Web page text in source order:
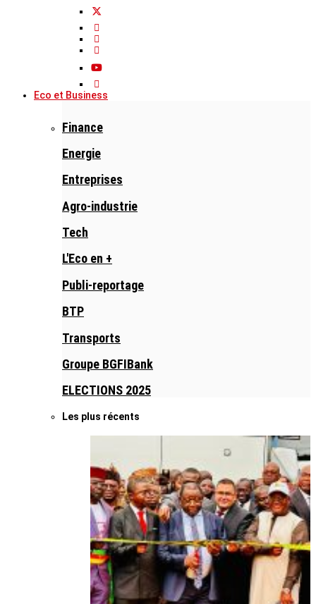
Eco et Business
Finance
Energie
Entreprises
Agro-industrie
Tech
L'Eco en +
Publi-reportage
BTP
Transports
Groupe BGFIBank
ELECTIONS 2025
Les plus récents